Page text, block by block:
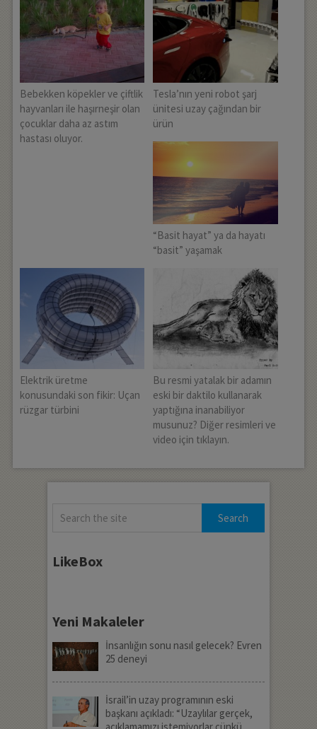
Bebekken köpekler ve çiftlik
hayvanları ile haşırneşir olan
çocuklar daha az astım
hastası oluyor.
Tesla’nın yeni robot şarj
ünitesi uzay çağından bir
ürün
“Basit hayat” ya da hayatı
“basit” yaşamak
Elektrik üretme
konusundaki son fikir: Uçan
rüzgar türbini
Bu resmi yatalak bir adamın
eski bir daktilo kullanarak
yaptığına inanabiliyor
musunuz? Diğer resimleri ve
video için tıklayın.
LikeBox
Yeni Makaleler
İnsanlığın sonu nasıl gelecek? Evren
25 deneyi
İsrail’in uzay programının eski
başkanı açıkladı: “Uzaylılar gerçek,